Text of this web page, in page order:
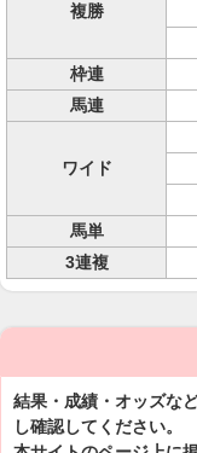
複勝
枠連
馬連
ワイド
馬単
3連複
結果・成績・オッズな
し確認してください。